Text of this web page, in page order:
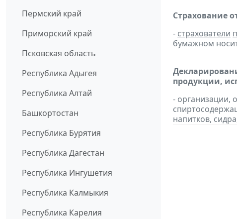
Пермский край
Приморский край
Псковская область
Республика Адыгея
Республика Алтай
Башкортостан
Республика Бурятия
Республика Дагестан
Республика Ингушетия
Республика Калмыкия
Республика Карелия
Страхование
- страхователи
бумажном
продукции,
- организации,
напитков,